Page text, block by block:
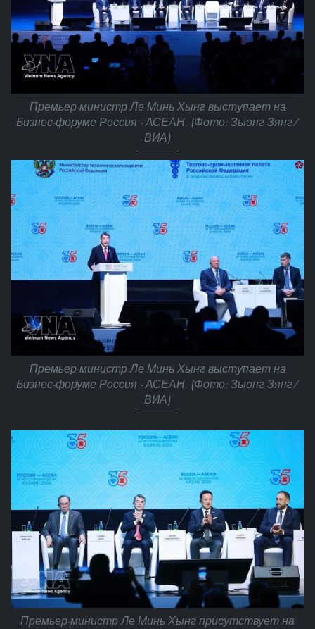
Премьер-министр Ле Минь Хынг выступает на
Бизнес-форуме Россия - АСЕАН. (Фото: Зыонг Зянг/
ВИА)
Премьер-министр Ле Минь Хынг выступает на
Бизнес-форуме Россия - АСЕАН. (Фото: Зыонг Зянг/
ВИА)
Премьер-министр Ле Минь Хынг присутствует на